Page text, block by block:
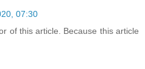
07:30
of this article. Because this article